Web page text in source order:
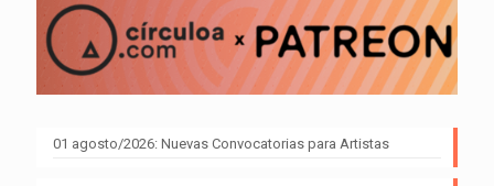
01 agosto/2026: Nuevas Convocatorias para Artistas